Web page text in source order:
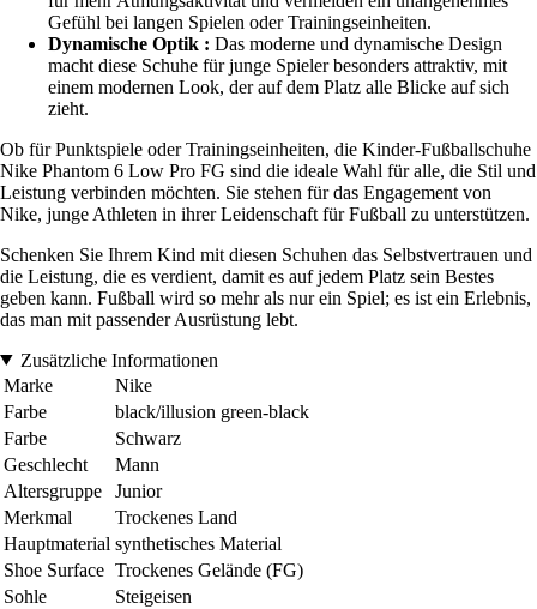
Gefühl bei langen Spielen oder Trainingseinheiten.
Dynamische Optik : Das moderne und dynamische Design
macht diese Schuhe für junge Spieler besonders attraktiv, mit
einem modernen Look, der auf dem Platz alle Blicke auf sich
zieht.
Ob für Punktspiele oder Trainingseinheiten, die Kinder-Fußballschuhe
Nike Phantom 6 Low Pro FG sind die ideale Wahl für alle, die Stil und
Leistung verbinden möchten. Sie stehen für das Engagement von
Nike, junge Athleten in ihrer Leidenschaft für Fußball zu unterstützen.
Schenken Sie Ihrem Kind mit diesen Schuhen das Selbstvertrauen und
die Leistung, die es verdient, damit es auf jedem Platz sein Bestes
geben kann. Fußball wird so mehr als nur ein Spiel; es ist ein Erlebnis,
das man mit passender Ausrüstung lebt.
Zusätzliche Informationen
Marke
Nike
Farbe
black/illusion green-black
Farbe
Schwarz
Geschlecht
Mann
Altersgruppe
Junior
Merkmal
Trockenes Land
Hauptmaterial synthetisches Material
Shoe Surface Trockenes Gelände (FG)
Sohle
Steigeisen